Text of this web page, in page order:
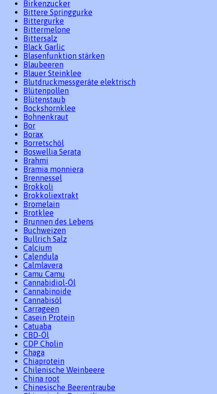
Birkenzucker
Bittere Springgurke
Bittergurke
Bittermelone
Bittersalz
Black Garlic
Blasenfunktion stärken
Blaubeeren
Blauer Steinklee
Blutdruckmessgeräte elektrisch
Blütenpollen
Blütenstaub
Bockshornklee
Bohnenkraut
Bor
Borax
Borretschöl
Boswellia Serata
Brahmi
Bramia monniera
Brennessel
Brokkoli
Brokkoliextrakt
Bromelain
Brotklee
Brunnen des Lebens
Buchweizen
Bullrich Salz
Calcium
Calendula
Calmlavera
Camu Camu
Cannabidiol-Öl
Cannabinoide
Cannabisöl
Carrageen
Casein Protein
Catuaba
CBD-Öl
CDP Cholin
Chaga
Chiaprotein
Chilenische Weinbeere
China root
Chinesische Beerentraube